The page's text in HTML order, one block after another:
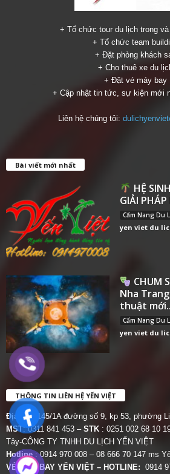
+ Tổ chức tour du lịch trong
+ Tổ chức team
+ Đặt phòng khách
+ Cho thuê xe du
+ Đặt vé máy bay
+ Cập nhật tin tức, sự kiện mới
Liên hệ chúng tôi:
Bài viết mới nhất
HỆ
GIẢI
Cẩm Nang Du
yen viet du
CHUM
Nha
thuật
Cẩm Nang Du
yen viet du
THÔNG TIN LIÊN HỆ YẾN VIỆT
Địa chỉ:
145/1A đường số 9, kp 53, phường
MST: 0311 841 453 – STK : 0251 002 68 10
Tây-CÔNG TY TNHH DU LỊCH YẾN VIỆT
Hotline : 0914 970 008 – 08 666 70 147 ms
VÉ MÁY BAY YẾN VIỆT – HOTLINE: 0914